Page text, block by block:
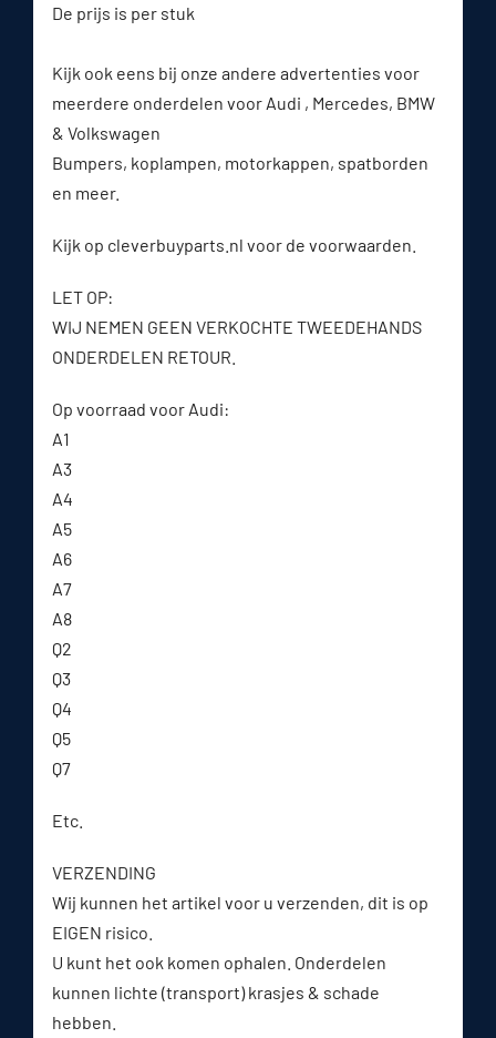
De prijs is per stuk
Kijk ook eens bij onze andere advertenties voor
meerdere onderdelen voor Audi , Mercedes, BMW
& Volkswagen
Bumpers, koplampen, motorkappen, spatborden
en meer.
Kijk op cleverbuyparts.nl voor de voorwaarden.
LET OP:
WIJ NEMEN GEEN VERKOCHTE TWEEDEHANDS
ONDERDELEN RETOUR.
Op voorraad voor Audi:
A1
A3
A4
A5
A6
A7
A8
Q2
Q3
Q4
Q5
Q7
Etc.
VERZENDING
Wij kunnen het artikel voor u verzenden, dit is op
EIGEN risico.
U kunt het ook komen ophalen. Onderdelen
kunnen lichte (transport) krasjes & schade
hebben.